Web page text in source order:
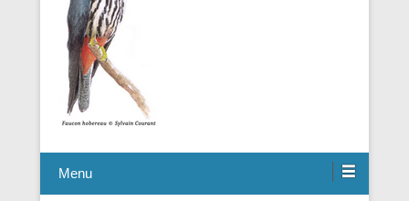
Menu